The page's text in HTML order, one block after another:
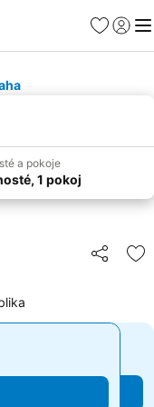
Oblíbené
a pokoje
1 pokoj
Sdílet